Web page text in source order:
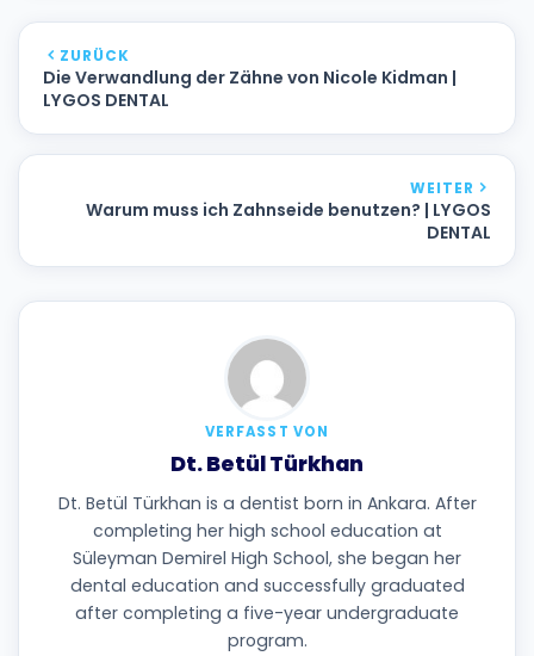
ZURÜCK
Die Verwandlung der Zähne von Nicole Kidman |
LYGOS DENTAL
WEITER
Warum muss ich Zahnseide benutzen? | LYGOS
DENTAL
VERFASST VON
Dt. Betül Türkhan
Dt. Betül Türkhan is a dentist born in Ankara. After
completing her high school education at
Süleyman Demirel High School, she began her
dental education and successfully graduated
after completing a five-year undergraduate
program.